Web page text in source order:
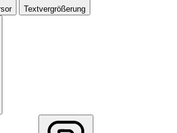
Textvergrößerung